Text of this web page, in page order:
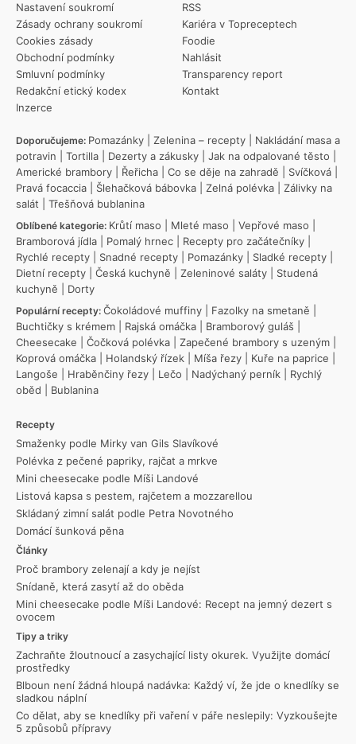
Nastavení soukromí
Zásady ochrany soukromí
Cookies zásady
Obchodní podmínky
Smluvní podmínky
Redakční etický kodex
Inzerce
RSS
Kariéra v Topreceptech
Foodie
Nahlásit
Transparency report
Kontakt
Doporučujeme: Pomazánky Zelenina – recepty
Nakládání masa a
potravin
Tortilla Dezerty a zákusky Jak na odpalované těsto
Americké brambory
Řeřicha Co se děje na zahradě Svíčková
Pravá focaccia
Šlehačková bábovka Zelná polévka
Zálivky na
salát
Třešňová bublanina
Oblíbené kategorie: Krůtí maso Mleté maso Vepřové maso
Bramborová jídla
Pomalý hrnec Recepty pro začátečníky
Rychlé recepty
Snadné recepty Pomazánky Sladké recepty
Dietní recepty
Česká kuchyně Zeleninové saláty
Studená
kuchyně
Dorty
Populární recepty: Čokoládové muffiny Fazolky na smetaně
Buchtičky s krémem
Rajská omáčka Bramborový guláš
Cheesecake
Čočková polévka Zapečené brambory s uzeným
Koprová omáčka
Holandský řízek Míša řezy Kuře na paprice
Langoše
Hraběnčiny řezy Lečo Nadýchaný perník
Rychlý
oběd
Bublanina
Recepty
Smaženky podle Mirky van Gils Slavíkové
Polévka z pečené papriky, rajčat a mrkve
Mini cheesecake podle Míši Landové
Listová kapsa s pestem, rajčetem a mozzarellou
Skládaný zimní salát podle Petra Novotného
Domácí šunková pěna
Články
Proč brambory zelenají a kdy je nejíst
Snídaně, která zasytí až do oběda
Mini cheesecake podle Míši Landové: Recept na jemný dezert s
ovocem
Tipy a triky
Zachraňte žloutnoucí a zasychající listy okurek. Využijte domácí
prostředky
Blboun není žádná hloupá nadávka: Každý ví, že jde o knedlíky se
sladkou náplní
Co dělat, aby se knedlíky při vaření v páře neslepily: Vyzkoušejte
5 způsobů přípravy